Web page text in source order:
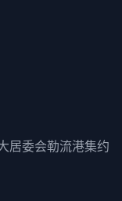
居委会勒流港集约